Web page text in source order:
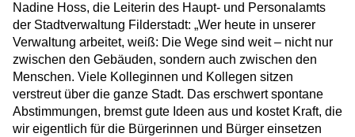
Nadine Hoss, die Leiterin des Haupt- und Personalamts
der Stadtverwaltung Filderstadt: „Wer heute in unserer
Verwaltung arbeitet, weiß: Die Wege sind weit – nicht nur
zwischen den Gebäuden, sondern auch zwischen den
Menschen. Viele Kolleginnen und Kollegen sitzen
verstreut über die ganze Stadt. Das erschwert spontane
Abstimmungen, bremst gute Ideen aus und kostet Kraft, die
wir eigentlich für die Bürgerinnen und Bürger einsetzen